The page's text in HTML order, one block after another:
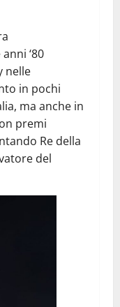
‘80
nelle
in pochi
ma anche in
premi
Re della
del